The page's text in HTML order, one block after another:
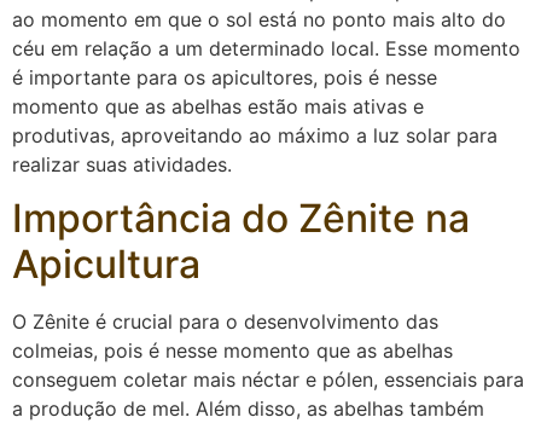
ao momento em que o sol está no ponto mais alto do
céu em relação a um determinado local. Esse momento
é importante para os apicultores, pois é nesse
momento que as abelhas estão mais ativas e
produtivas, aproveitando ao máximo a luz solar para
realizar suas atividades.
Importância do Zênite na
Apicultura
O Zênite é crucial para o desenvolvimento das
colmeias, pois é nesse momento que as abelhas
conseguem coletar mais néctar e pólen, essenciais para
a produção de mel. Além disso, as abelhas também